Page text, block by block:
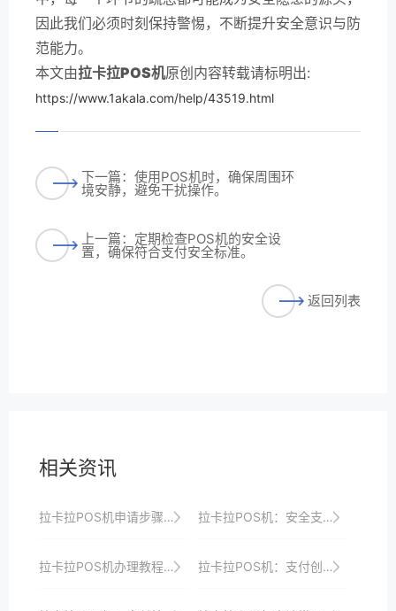
因此我们必须时刻保持警惕，不断提升安全意识与防
范能力。
本文由拉卡拉POS机原创内容转载请标明出:
https://www.1akala.com/help/43519.html
下一篇：使用POS机时，确保周围环
境安静，避免干扰操作。
上一篇：定期检查POS机的安全设
置，确保符合支付安全标准。
返回列表
相关资讯
拉卡拉POS机申请步骤：新手必看的操作指南 拉卡拉POS机：安全支付，守护商家的每一笔财富
拉卡拉POS机办理教程：轻松几步开启收银新时代大门，助力商家实现收银升级与转型 拉卡拉POS机：支付创新，引领行业发展